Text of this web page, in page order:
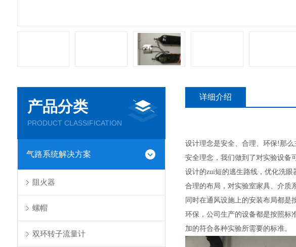
产品分类
PRODUCT CLASSIFICATION
气路系统解决方案
阻火器
螺帽
双环转子流量计
详细介绍
设计理念是安全、合理、环保!那么
安全理念，我们做到了对实验设备
设计的zui短的逃生路线，优化洗
合理的布局，对实验室家具、介质
同时在通风设施上的安装布局都是
环保，公司生产的设备都是按照标
加的符合各种实验所需要的标准。